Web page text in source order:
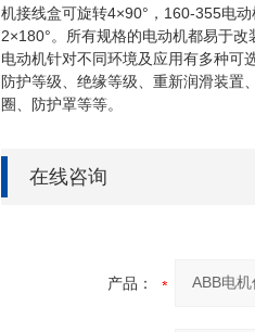
机接线盒可旋转4×90°，160-355电
2×180°。所有规格的电动机都易于改
电动机针对不同环境及应用有多种可
防护等级、绝缘等级、重新润滑装置
圈、防护罩等等。
在线咨询
产品：